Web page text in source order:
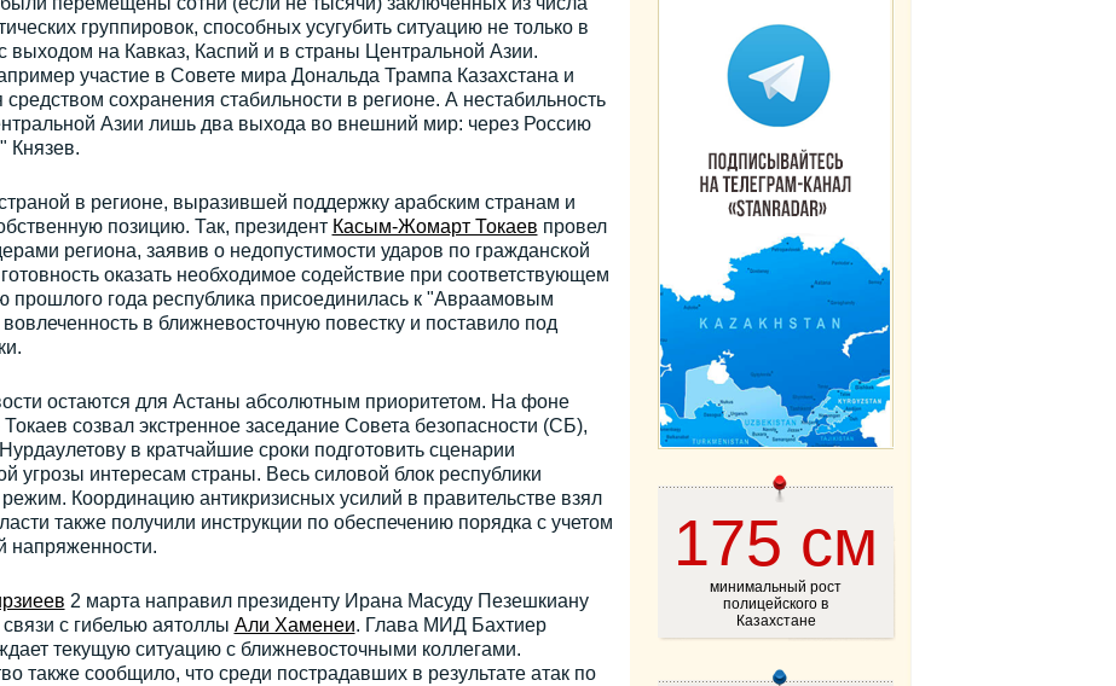
группировок, способных усугубить ситуацию не только в
выходом на Кавказ, Каспий и в страны Центральной Азии.
участие в Совете мира Дональда Трампа Казахстана и
средством сохранения стабильности в регионе. А нестабильность
Азии лишь два выхода во внешний мир: через Россию
Князев.
в регионе, выразившей поддержку арабским странам и
позицию. Так, президент Касым-Жомарт Токаев провел
региона, заявив о недопустимости ударов по гражданской
оказать необходимое содействие при соответствующем
года республика присоединилась к "Авраамовым
в ближневосточную повестку и поставило под
остаются для Астаны абсолютным приоритетом. На фоне
созвал экстренное заседание Совета безопасности (СБ),
в кратчайшие сроки подготовить сценарии
угрозы интересам страны. Весь силовой блок республики
Координацию антикризисных усилий в правительстве взял
также получили инструкции по обеспечению порядка с учетом
напряженности.
2 марта направил президенту Ирана Масуду Пезешкиану
с гибелью аятоллы Али Хаменеи. Глава МИД Бахтиер
текущую ситуацию с ближневосточными коллегами.
также сообщило, что среди пострадавших в результате атак по
175 см
минимальный рост
полицейского в
Казахстане